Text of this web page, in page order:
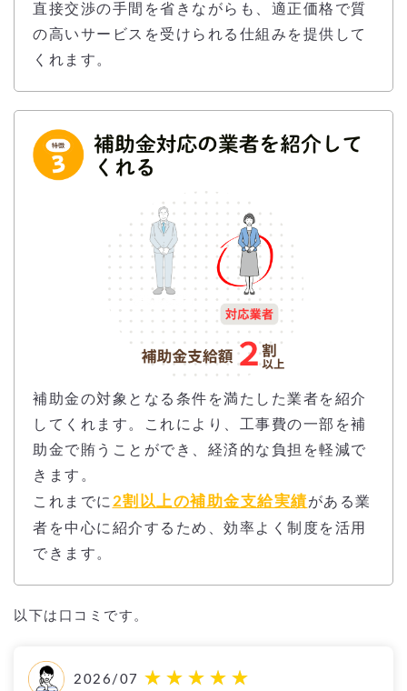
直接交渉の手間を省きながらも、適正価格で質
の高いサービスを受けられる仕組みを提供して
くれます。
補助金の対象となる条件を満たした業者を紹介
してくれます。これにより、工事費の一部を補
助金で賄うことができ、経済的な負担を軽減で
きます。
これまでに 2割以上の補助金支給実績がある業
者を中心に紹介するため、効率よく制度を活用
できます。
以下は口コミです。
2026/07